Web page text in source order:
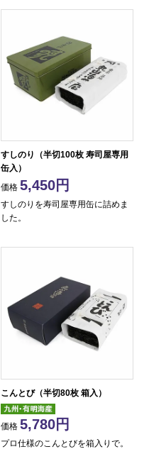
すしのり（半切100枚 寿司屋専用
缶入）
価格 5,450
すしのりを寿司屋専用缶に詰めま
した。
こんとび（半切80枚 箱入）
価格 5,780
プロ仕様のこんとびを箱入りで。